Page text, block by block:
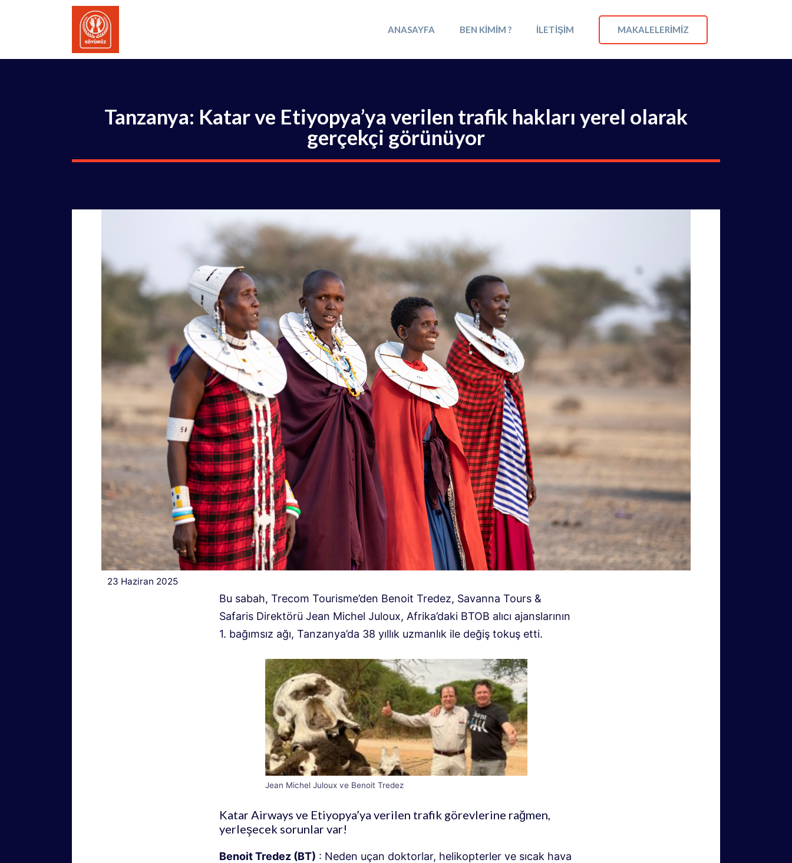
ANASAYFA BEN KIMIM ? İLETIŞIM MAKALELERIMIZ
Tanzanya: Katar ve Etiyopya’ya verilen trafik hakları yerel olarak
gerçekçi görünüyor
23 Haziran 2025
Bu sabah, Trecom Tourisme’den Benoit Tredez, Savanna Tours &
Safaris Direktörü Jean Michel Juloux, Afrika’daki BTOB alıcı ajanslarının
1. bağımsız ağı, Tanzanya’da 38 yıllık uzmanlık ile değiş tokuş etti.
Jean Michel Juloux ve Benoit Tredez
Katar Airways ve Etiyopya’ya verilen trafik görevlerine rağmen,
yerleşecek sorunlar var!
Benoit Tredez (BT) : Neden uçan doktorlar, helikopterler ve sıcak hava